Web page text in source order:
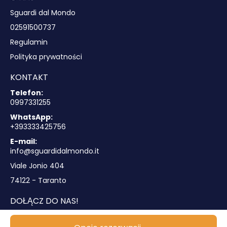
Sguardi dal Mondo
02591500737
Regulamin
Polityka prywatności
KONTAKT
Telefon:
0997331255
WhatsApp:
+393333425756
E-mail:
info@sguardidalmondo.it
Viale Jonio 404
74122 - Taranto
DOŁĄCZ DO NAS!